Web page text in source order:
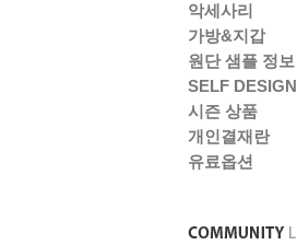
악세사리
가방&지갑
원단 샘플 정보
SELF DESIGN
시즌 상품
개인결재란
유료옵션